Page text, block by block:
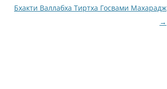
Бхакти Валлабха Тиртха Госвами Махарадж
→